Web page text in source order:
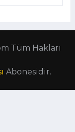
Tüm Hakları
Abonesidir.